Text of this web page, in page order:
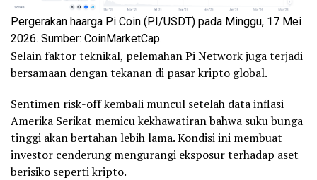
Pergerakan haarga Pi Coin (PI/USDT) pada Minggu, 17 Mei
2026. Sumber: CoinMarketCap.
Selain faktor teknikal, pelemahan Pi Network juga terjadi
bersamaan dengan tekanan di pasar kripto global.
Sentimen risk-off kembali muncul setelah data inflasi
Amerika Serikat memicu kekhawatiran bahwa suku bunga
tinggi akan bertahan lebih lama. Kondisi ini membuat
investor cenderung mengurangi eksposur terhadap aset
berisiko seperti kripto.